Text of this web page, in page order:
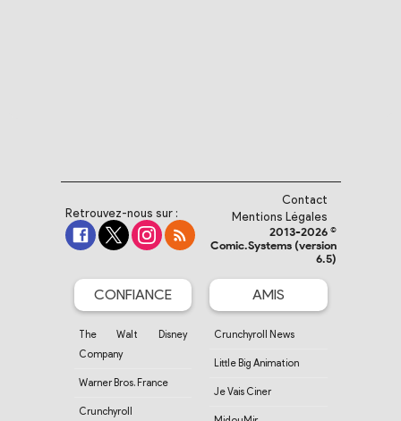
Retrouvez-nous sur :
Contact
Mentions Légales
2013-2026 ©
Comic.Systems (version
6.5)
CONFIANCE
The Walt Disney
Company
Warner Bros. France
Crunchyroll
AMIS
Crunchyroll News
Little Big Animation
Je Vais Ciner